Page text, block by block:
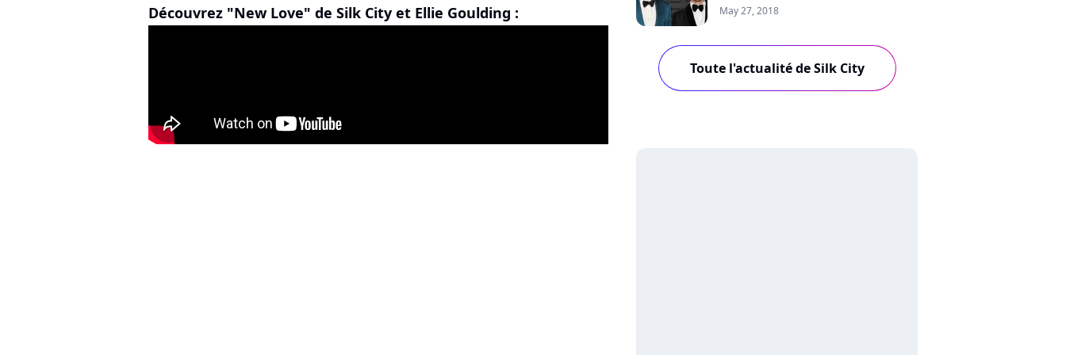
Découvrez "New Love" de Silk City et Ellie Goulding : May 27, 2018
Toute l'actualité de Silk City